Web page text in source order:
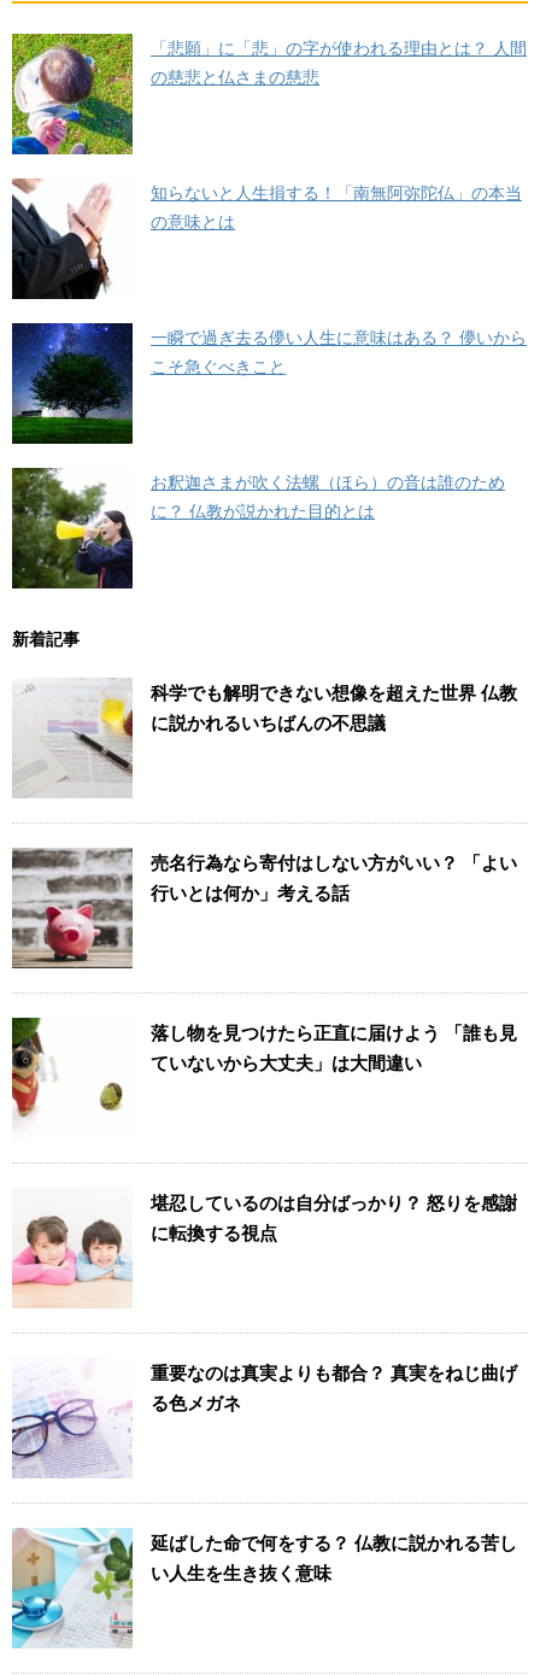
「悲願」に「悲」の字が使われる理由とは？ 人間
の慈悲と仏さまの慈悲
知らないと人生損する！「南無阿弥陀仏」の本当
の意味とは
一瞬で過ぎ去る儚い人生に意味はある？ 儚いから
こそ急ぐべきこと
お釈迦さまが吹く法螺（ほら）の音は誰のため
に？ 仏教が説かれた目的とは
新着記事
科学でも解明できない想像を超えた世界 仏教
に説かれるいちばんの不思議
売名行為なら寄付はしない方がいい？ 「よい
行いとは何か」考える話
落し物を見つけたら正直に届けよう 「誰も見
ていないから大丈夫」は大間違い
堪忍しているのは自分ばっかり？ 怒りを感謝
に転換する視点
重要なのは真実よりも都合？ 真実をねじ曲げ
る色メガネ
延ばした命で何をする？ 仏教に説かれる苦し
い人生を生き抜く意味